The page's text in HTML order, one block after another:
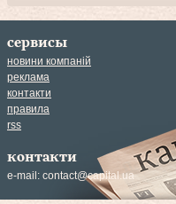
сервисы
новини компаній
реклама
контакти
правила
rss
контакти
e-mail: contact@capital.ua